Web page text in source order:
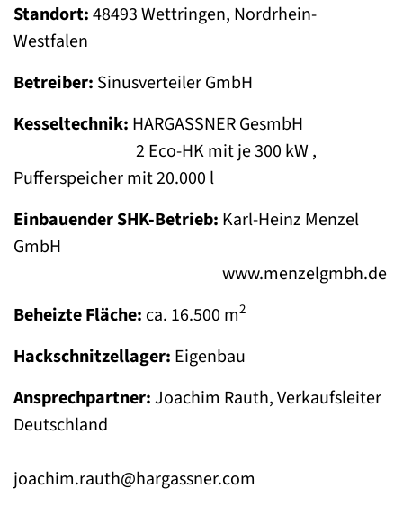
Standort:48493 Wettringen, Nordrhein-
Westfalen
Betreiber: Sinusverteiler GmbH
Kesseltechnik: HARGASSNER GesmbH
2 Eco-HK mit je 300 kW ,
Pufferspeicher mit 20.000 l
Einbauender SHK-Betrieb: Karl-Heinz Menzel
GmbH
www.menzelgmbh.de
Beheizte Fläche: ca. 16.500 m2
Hackschnitzellager: Eigenbau
Ansprechpartner:Joachim Rauth, Verkaufsleiter
Deutschland
joachim.rauth@hargassner.com